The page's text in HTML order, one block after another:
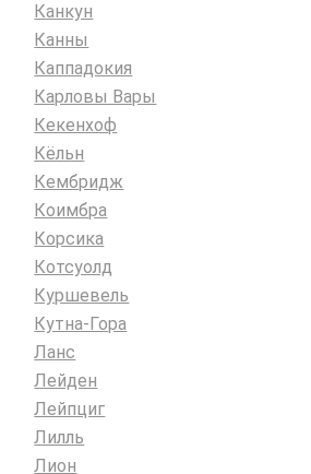
Канкун
Канны
Каппадокия
Карловы Вары
Кекенхоф
Кёльн
Кембридж
Коимбра
Корсика
Котсуолд
Куршевель
Кутна-Гора
Ланс
Лейден
Лейпциг
Лилль
Лион